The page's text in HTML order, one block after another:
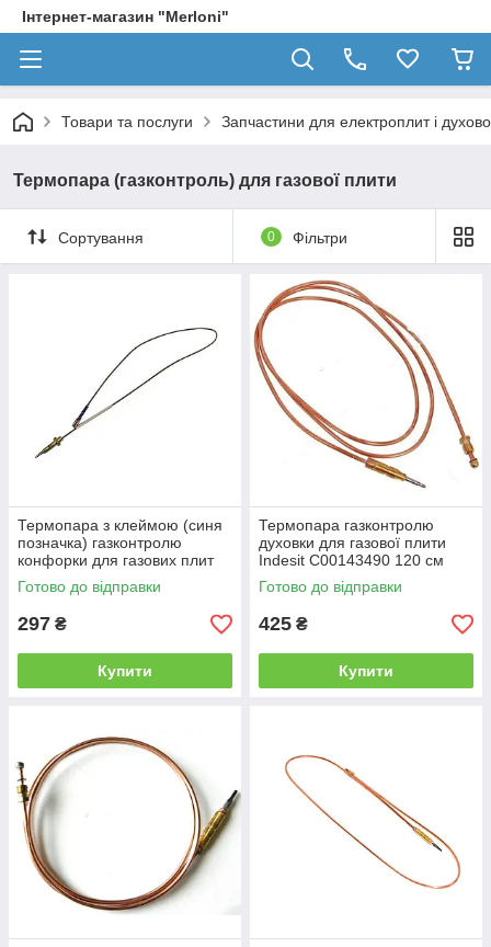
Інтернет-магазин "Merloni"
Товари та послуги Запчастини для електроплит і
Термопара (газконтроль) для газової плити
Сортування 0 Фільтри
Термопара з клеймою (синя
позначка) газконтролю
конфорки для газових плит
Indesit Ariston C00052986
Готово до відправки
297 ₴
Купити
Термопара газконтролю
духовки для газової плити
Indesit C00143490 120 см
Готово до відправки
425 ₴
Купити